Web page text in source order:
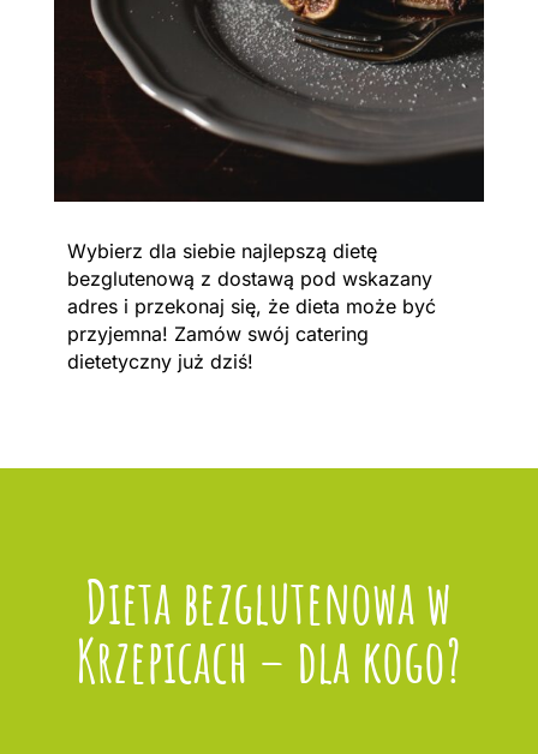
Wybierz dla siebie najlepszą dietę
bezglutenową z dostawą pod wskazany
adres i przekonaj się, że dieta może być
przyjemna! Zamów swój catering
dietetyczny już dziś!
Dieta bezglutenowa w
Krzepicach – dla kogo?